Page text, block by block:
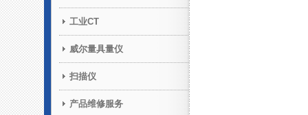
工业CT
威尔量具量仪
扫描仪
产品维修服务